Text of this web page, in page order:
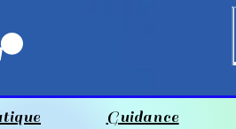
Guidance